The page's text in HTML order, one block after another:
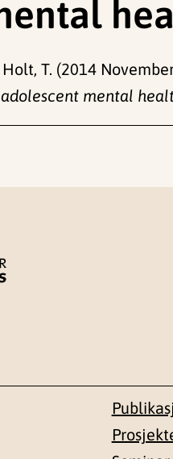
Holt, T. (2014
mental